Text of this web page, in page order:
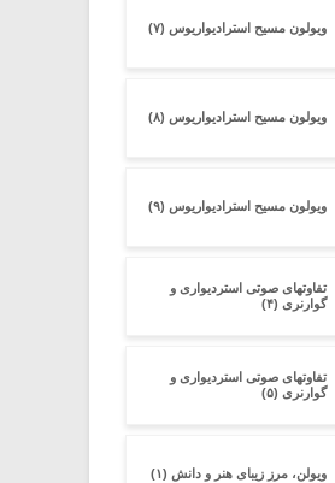
ویولون مسیح استرادیواریوس (۷)
ویولون مسیح استرادیواریوس (۸)
ویولون مسیح استرادیواریوس (۹)
تفاوتهای صوتی استردیواری و
گوارنری (۴)
تفاوتهای صوتی استردیواری و
گوارنری (۵)
ویولن، مرز زیبای هنر و دانش (۱)